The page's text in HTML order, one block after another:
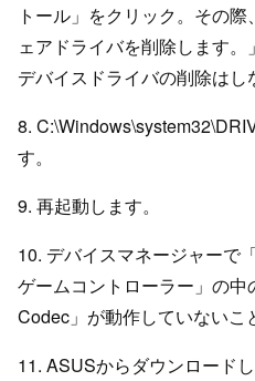
トール」をクリック。その
ェアドライバを削除します。
デバイスドライバの削除はし
8.
す。
9. 再起動します。
10. デバイスマネージャーで
ゲームコントローラー」の
Codec」が動作していないこ
11. ASUSからダウンロード